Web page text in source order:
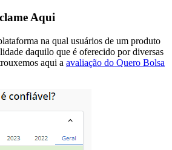
Aqui
na qual usuários de um produto
daquilo que é oferecido por diversas
aqui a avaliação do Quero Bolsa